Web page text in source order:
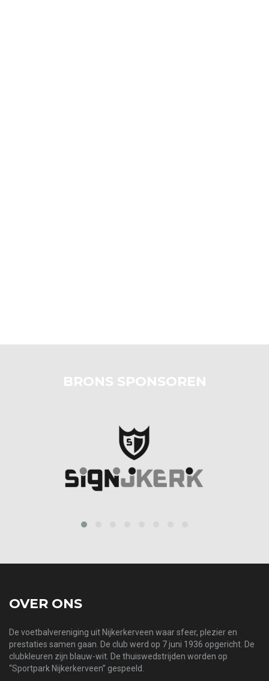
BRONS SPONSOREN
OVER ONS
De voetbalvereniging uit Nijkerkerveen waar sfeer, plezier en
prestaties samen gaan. De club werd op 7 juni 1936 opgericht. De
clubkleuren zijn blauw-wit. De thuiswedstrijden worden op
“Sportpark Nijkerkerveen” gespeeld.